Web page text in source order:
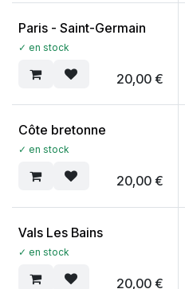
Paris - Saint-Germain
✓ en stock
20,00€
Côte bretonne
✓ en stock
20,00€
Vals Les Bains
✓ en stock
20,00€